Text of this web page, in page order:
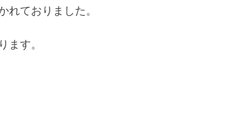
れておりました。
ます。